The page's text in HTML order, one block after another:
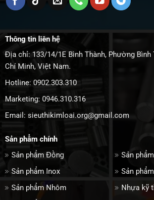
Thông tin liên hệ
Địa chỉ: 133/14/1E Bình Thành, Phường Bình
Chí Minh, Việt Nam.
Hotline: 0902.303.310
Marketing: 0946.310.316
Email: sieuthikimloai.org@gmail.com
Sản phẩm chính
Sản phẩm Đồng
Sản phẩm Inox
Sản phẩm Nhôm
Sản
Sản
Nhựa kỹ